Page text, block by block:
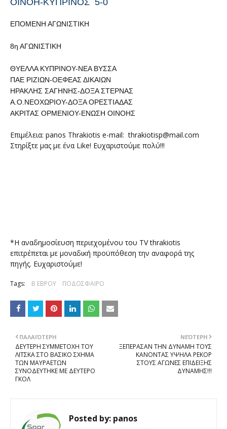
ΕΠΟΜΕΝΗ ΑΓΩΝΙΣΤΙΚΗ
8η ΑΓΩΝΙΣΤΙΚΗ
ΘΥΕΛΛΑ ΚΥΠΡΙΝΟΥ-ΝΕΑ ΒΥΣΣΑ
ΠΑΕ ΡΙΖΙΩΝ-ΟΕΦΕΑΣ ΔΙΚΑΙΩΝ
ΗΡΑΚΛΗΣ ΣΑΓΗΝΗΣ-ΔΟΞΑ ΣΤΕΡΝΑΣ
Α.Ο.ΝΕΟΧΩΡΙΟΥ-ΔΟΞΑ ΟΡΕΣΤΙΑΔΑΣ
ΑΚΡΙΤΑΣ ΟΡΜΕΝΙΟΥ-ΕΝΩΣΗ ΟΙΝΟΗΣ
Επιμέλεια: panos Thrakiotis e-mail: thrakiotisp@mail.com
Στηρίξτε μας με ένα Like! Ευχαριστούμε πολύ!!!
*Η αναδημοσίευση περιεχομένου του TV thrakiotis
επιτρέπεται με μοναδική προϋπόθεση την αναφορά της
πηγής. Ευχαριστούμε!
Tags: Β ΕΒΡΟΥ ΠΟΔΟΣΦΑΙΡΟ
ΝΕΌΤΕΡΗ
ΞΕΠΕΡΑΣΑΝ ΤΗΝ ΔΥΝΑΜΗ ΤΟΥΣ
ΚΑΝΟΝΤΑΣ ΥΨΗΛΑ ΡΕΚΟΡ
ΣΤΟΥΣ ΑΓΩΝΕΣ ΕΠΙΔΕΙΞΗΣ
ΔΥΝΑΜΗΣ!!!
ΠΑΛΑΙΌΤΕΡΗ
ΔΕΥΤΕΡΗ ΣΥΜΜΕΤΟΧΗ ΤΟΥ
ΛΙΤΣΚΑ ΣΤΟ ΒΑΣΙΚΟ ΣΧΗΜΑ
ΤΩΝ ΜΑΥΡΑΕΤΩΝ
ΣΥΝΟΔΕΥΤHΚΕ ΜΕ ΔΕΥΤΕΡΟ
ΓΚΟΛ
Posted by: panos